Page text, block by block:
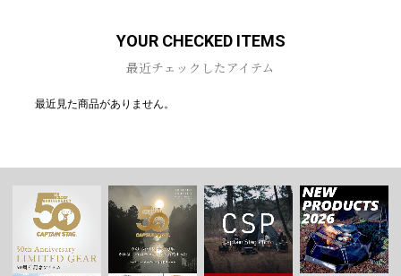
YOUR CHECKED ITEMS
最近チェックしたアイテム
最近見た商品がありません。